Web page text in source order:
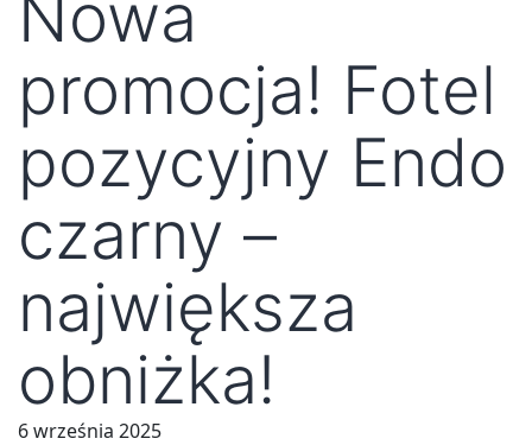
Nowa
promocja! Fotel
pozycyjny Endo
czarny –
największa
obniżka!
6 września 2025